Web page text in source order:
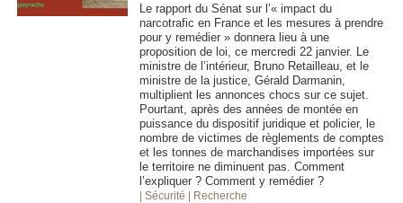
Le rapport du Sénat sur l’« impact du
narcotrafic en France et les mesures à prendre
pour y remédier » donnera lieu à une
proposition de loi, ce mercredi 22 janvier. Le
ministre de l’intérieur, Bruno Retailleau, et le
ministre de la justice, Gérald Darmanin,
multiplient les annonces chocs sur ce sujet.
Pourtant, après des années de montée en
puissance du dispositif juridique et policier, le
nombre de victimes de règlements de comptes
et les tonnes de marchandises importées sur
le territoire ne diminuent pas. Comment
l’expliquer ? Comment y remédier ?
| Sécurité | Recherche